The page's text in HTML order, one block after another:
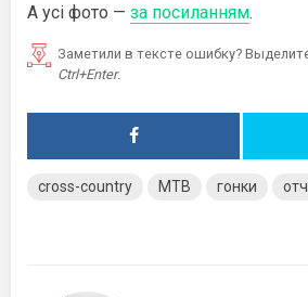
А усі фото — за посиланням.
Заметили в тексте ошибку?
Ctrl+Enter.
cross-country MTB гонки